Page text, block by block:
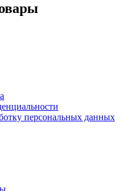
персональных данных